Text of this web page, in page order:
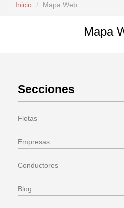
Inicio Mapa Web
Mapa
Secciones
Flotas
Empresas
Conductores
Blog